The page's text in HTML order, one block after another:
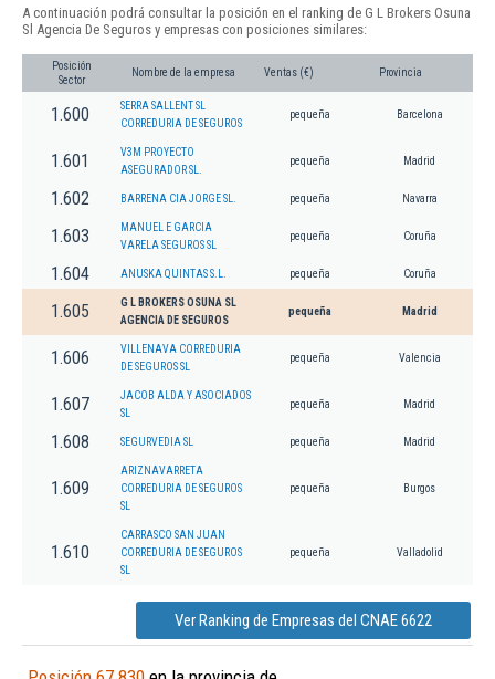
A continuación podrá consultar la posición en el ranking de G L Brokers Osuna
Sl Agencia De Seguros y empresas con posiciones similares:
Posición
Sector
Nombre de la empresa Ventas (€) Provincia
1.600
SERRA SALLENT SL
CORREDURIA DE SEGUROS
pequeña Barcelona
1.601
V3M PROYECTO
ASEGURADOR SL.
pequeña Madrid
1.602 BARRENA CIA JORGE SL. pequeña Navarra
1.603
MANUEL E GARCIA
VARELA SEGUROS SL
pequeña Coruña
1.604 ANUSKA QUINTAS S.L. pequeña Coruña
1.605
G L BROKERS OSUNA SL
AGENCIA DE SEGUROS
pequeña Madrid
1.606
VILLENAVA CORREDURIA
DE SEGUROS SL
pequeña Valencia
1.607
JACOB ALDA Y ASOCIADOS
SL
pequeña Madrid
1.608 SEGURVEDIA SL pequeña Madrid
1.609
ARIZNAVARRETA
CORREDURIA DE SEGUROS
SL
pequeña Burgos
1.610
CARRASCO SAN JUAN
CORREDURIA DE SEGUROS
SL
pequeña Valladolid
Ver Ranking de Empresas del CNAE 6622